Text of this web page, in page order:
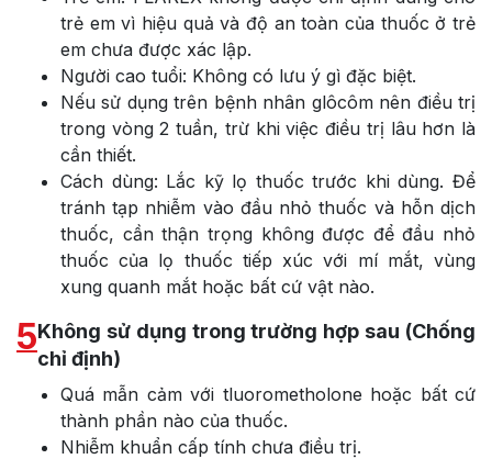
trẻ em vì hiệu quả và độ an toàn của thuốc ở trẻ
em chưa được xác lập.
Người cao tuổi: Không có lưu ý gì đặc biệt.
Nếu sử dụng trên bệnh nhân glôcôm nên điều trị
trong vòng 2 tuần, trừ khi việc điều trị lâu hơn là
cần thiết.
Cách dùng: Lắc kỹ lọ thuốc trước khi dùng. Để
tránh tạp nhiễm vào đầu nhỏ thuốc và hỗn dịch
thuốc, cần thận trọng không được để đầu nhỏ
thuốc của lọ thuốc tiếp xúc với mí mắt, vùng
xung quanh mắt hoặc bất cứ vật nào.
5Không sử dụng trong trường hợp sau (Chống
chỉ định)
Quá mẫn cảm với tluorometholone hoặc bất cứ
thành phần nào của thuốc.
Nhiễm khuẩn cấp tính chưa điều trị.